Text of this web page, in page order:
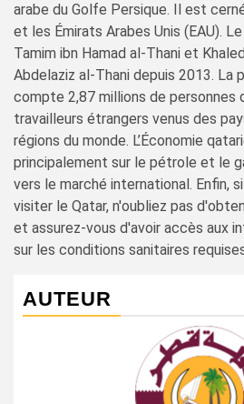
arabe du Golfe Persique. Il est
et les Émirats Arabes Unis (EAU).
Tamim ibn Hamad al-Thani et
Abdelaziz al-Thani depuis 2013. La
compte 2,87 millions de personnes
travailleurs étrangers venus des
régions du monde. L’Économie
principalement sur le pétrole et le
vers le marché international. Enfin,
visiter le Qatar, n'oubliez pas
et assurez-vous d'avoir accès aux
sur les conditions sanitaires
AUTEUR